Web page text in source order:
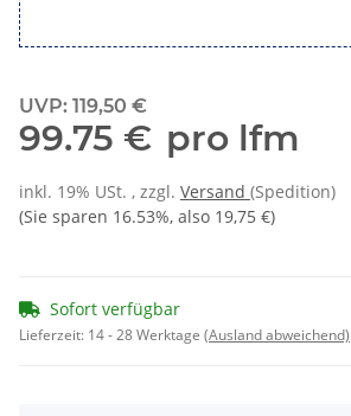
Zusätzlich: Gesamte rechtwinklige
UVP: 119,50 €
99.75 € pro lfm
inkl. 19% USt. , zzgl. Versand (Spedition)
(Sie sparen 16.53%, also 19,75 €)
Sofort verfügbar
Lieferzeit: 14 - 28 Werktage (Ausland abweichend)